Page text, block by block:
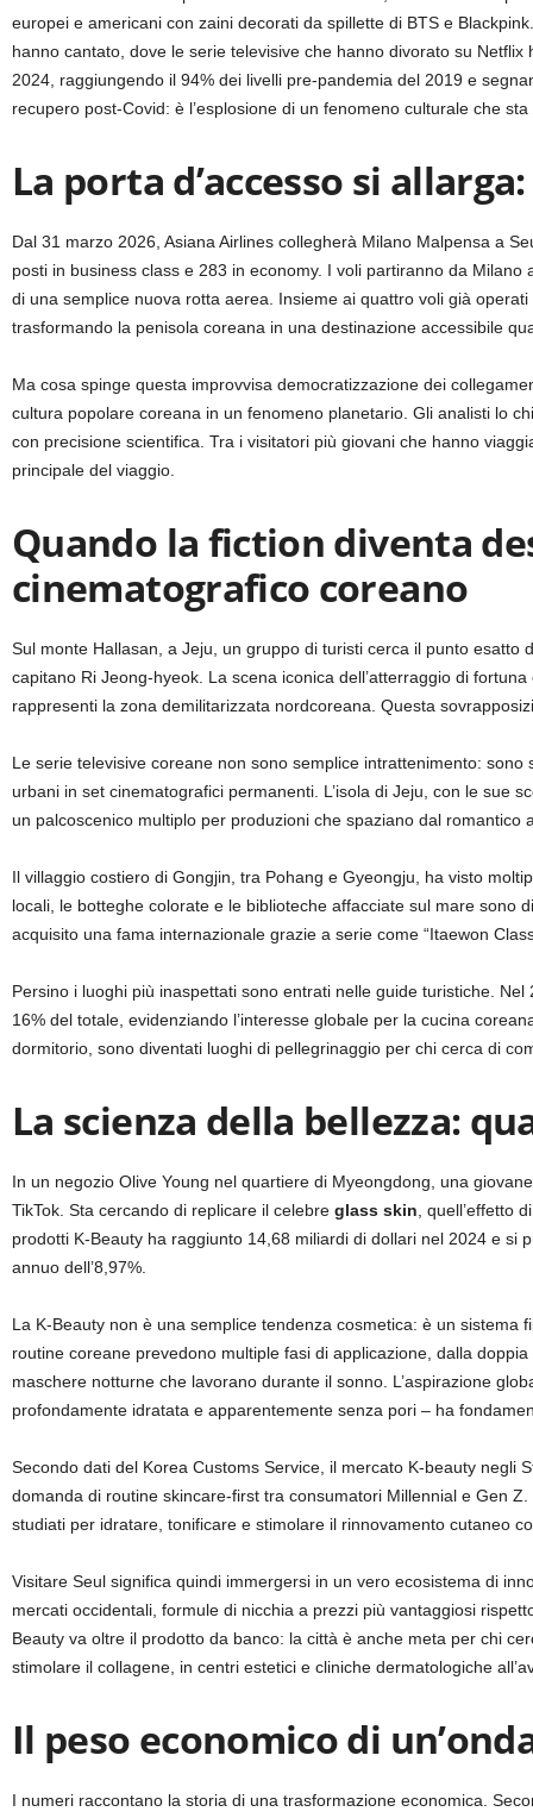
europei e americani con zaini decorati da spillette di BTS e
hanno cantato, dove le serie televisive che hanno divorato su
2024, raggiungendo il 94% dei livelli pre-pandemia del 2019 e
recupero post-Covid: è l’esplosione di un fenomeno culturale che
La porta d’accesso si
Dal 31 marzo 2026, Asiana Airlines collegherà Milano Malpensa a
posti in business class e 283 in economy. I voli partiranno da
di una semplice nuova rotta aerea. Insieme ai quattro voli già
trasformando la penisola coreana in una destinazione accessibile
Ma cosa spinge questa improvvisa democratizzazione dei
cultura popolare coreana in un fenomeno planetario. Gli analisti lo
con precisione scientifica. Tra i visitatori più giovani che hanno
principale del viaggio.
Quando la fiction diventa
cinematografico coreano
Sul monte Hallasan, a Jeju, un gruppo di turisti cerca il punto esatto
capitano Ri Jeong-hyeok. La scena iconica dell’atterraggio di
rappresenti la zona demilitarizzata nordcoreana. Questa
Le serie televisive coreane non sono semplice intrattenimento:
urbani in set cinematografici permanenti. L’isola di Jeju, con le sue
un palcoscenico multiplo per produzioni che spaziano dal romantico
Il villaggio costiero di Gongjin, tra Pohang e Gyeongju, ha visto
locali, le botteghe colorate e le biblioteche affacciate sul mare sono
acquisito una fama internazionale grazie a serie come “Itaewon
Persino i luoghi più inaspettati sono entrati nelle guide turistiche.
16% del totale, evidenziando l’interesse globale per la cucina
dormitorio, sono diventati luoghi di pellegrinaggio per chi cerca di
La scienza della bellezza:
In un negozio Olive Young nel quartiere di Myeongdong, una
TikTok. Sta cercando di replicare il celebre glass skin , quell’effetto
prodotti K-Beauty ha raggiunto 14,68 miliardi di dollari nel 2024 e
annuo dell’8,97%.
La K-Beauty non è una semplice tendenza cosmetica: è un sistema
routine coreane prevedono multiple fasi di applicazione, dalla
maschere notturne che lavorano durante il sonno. L’aspirazione
profondamente idratata e apparentemente senza pori – ha
Secondo dati del Korea Customs Service, il mercato K-beauty negli
domanda di routine skincare-first tra consumatori Millennial e Gen
studiati per idratare, tonificare e stimolare il rinnovamento cutaneo
Visitare Seul significa quindi immergersi in un vero ecosistema di
mercati occidentali, formule di nicchia a prezzi più vantaggiosi
Beauty va oltre il prodotto da banco: la città è anche meta per chi
stimolare il collagene, in centri estetici e cliniche dermatologiche
Il peso economico di
I numeri raccontano la storia di una trasformazione economica.